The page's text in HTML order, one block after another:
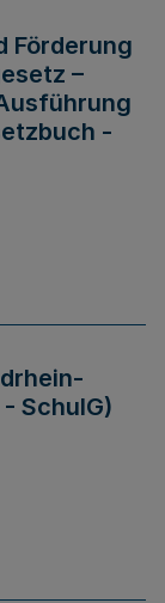
Förderung
–
-
SchulG)